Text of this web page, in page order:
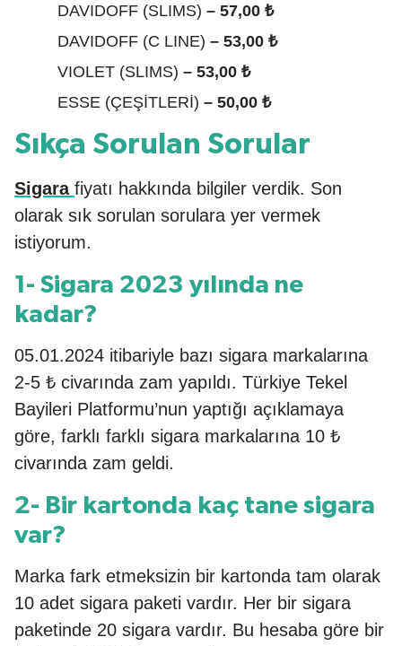
DAVIDOFF (SLIMS) – 57,00 ₺
DAVIDOFF (C LINE) – 53,00 ₺
VIOLET (SLIMS) – 53,00 ₺
ESSE (ÇEŞİTLERİ) – 50,00 ₺
Sıkça Sorulan Sorular
Sigara fiyatı hakkında bilgiler verdik. Son
olarak sık sorulan sorulara yer vermek
istiyorum.
1- Sigara 2023 yılında ne
kadar?
05.01.2024 itibariyle bazı sigara markalarına
2-5 ₺ civarında zam yapıldı. Türkiye Tekel
Bayileri Platformu’nun yaptığı açıklamaya
göre, farklı farklı sigara markalarına 10 ₺
civarında zam geldi.
2- Bir kartonda kaç tane sigara
var?
Marka fark etmeksizin bir kartonda tam olarak
10 adet sigara paketi vardır. Her bir sigara
paketinde 20 sigara vardır. Bu hesaba göre bir